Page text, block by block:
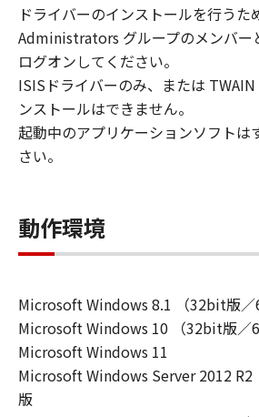
ドライバーのインストールを行うた
Administrators グループのメンバー
ログオンしてください。
ISISドライバーのみ、または
ンストールはできません。
起動中のアプリケーションソフトは
さい。
動作環境
Microsoft Windows 8.1 （32bit版
Microsoft Windows 10 （32bit版／
Microsoft Windows 11
Microsoft Windows Server 2012
版